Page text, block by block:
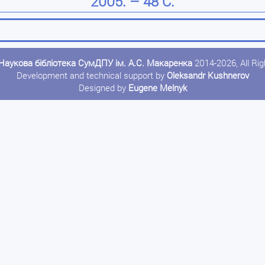
бібліотека СумДПУ ім. А.С. Макаренка 2014-2026, All
Development and technical support by Oleksandr Kushnerov
Designed by Eugene Melnyk